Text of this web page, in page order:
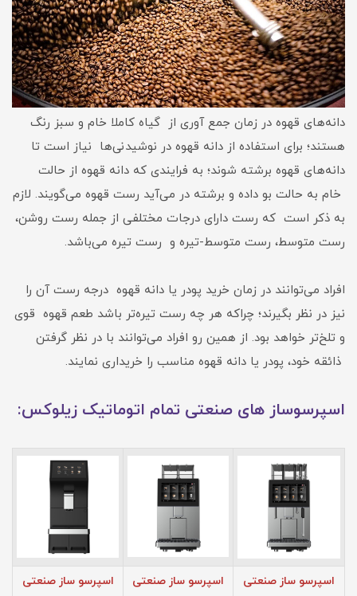
دانه‌های قهوه در زمان جمع آوری از گیاه کاملا خام و سبز رنگ
هستند؛ برای استفاده از دانه قهوه در نوشیدنی‌ها نیاز است تا
دانه‌های قهوه برشته شوند؛ به فرایندی که دانه قهوه از حالت
خام به حالت بو داده و برشته در می‌آید رست قهوه می‌گویند. لازم
به ذکر است که رست دارای درجات مختلفی از جمله رست روشن،
رست متوسط، رست متوسط-تیره و رست تیره می‌باشد.
افراد می‌توانند در زمان خرید پودر یا دانه قهوه درجه رست آن را
نیز در نظر بگیرند؛ چراکه هر چه رست تیره‌تر باشد طعم قهوه قوی
و تلخ‌تر خواهد بود. از همین رو افراد می‌توانند با در نظر گرفتن
ذائقه خود، پودر یا دانه قهوه مناسب را خریداری نمایند.
اسپرسوساز های صنعتی تمام اتوماتیک زیلوکس:
اسپرسو ساز صنعتی
اسپرسو ساز صنعتی
اسپرسو ساز صنعتی